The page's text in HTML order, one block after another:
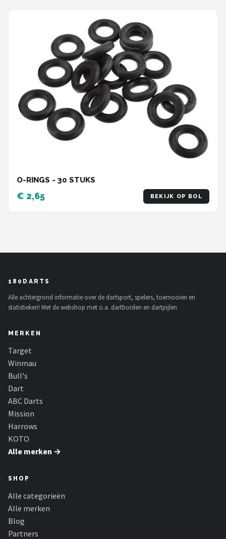
O-RINGS - 30 STUKS
€ 2,65 BEKIJK OP BOL
180DARTS
Alle achtergrond informatie over de dartsport, spelers, toernooien en
statistieken! Met de webshop met o.a. dartborden en dartpijlen
MERKEN
Target
Winmau
Bull's
Dart
ABC Darts
Mission
Harrows
KOTO
Alle merken →
SHOP
Alle categorieën
Alle merken
Blog
Partners